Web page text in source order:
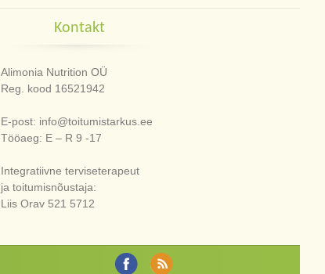
Kontakt
Alimonia Nutrition OÜ
Reg. kood 16521942
E-post: info@toitumistarkus.ee
Tööaeg: E – R 9 -17
Integratiivne terviseterapeut
ja toitumisnõustaja:
Liis Orav 521 5712